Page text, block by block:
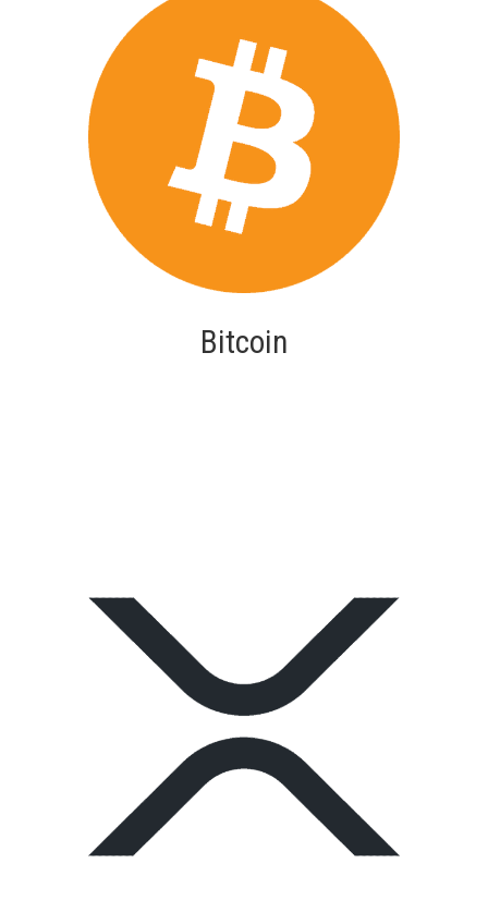
Bitcoin